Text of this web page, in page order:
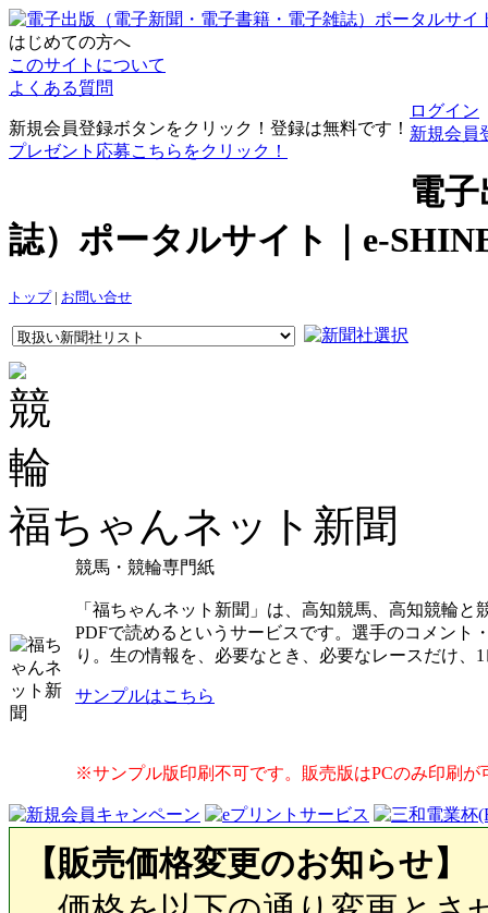
はじめての方へ
このサイトについて
よくある質問
新規会員登録ボタンをクリック！登録は無料です！
プレゼント応募こちらをクリック！
ログイン
新規会員
電
誌）ポータルサイト｜e-
トップ| お問い合せ
福ちゃんネット新聞
競馬・競輪専門紙
「福ちゃんネット新聞」は、高知競馬、高知競輪
PDFで読めるというサービスです。選手のコメント
り。生の情報を、必要なとき、必要なレースだけ、
サンプルはこちら
※サンプル版印刷不可です。販売版はPCのみ印刷が
【販売価格変更のお知らせ】